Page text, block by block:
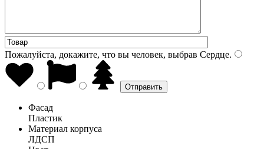
Пожалуйста, докажите, что вы человек, выбрав Сердце.
Фасад
Пластик
Материал корпуса
ЛДСП